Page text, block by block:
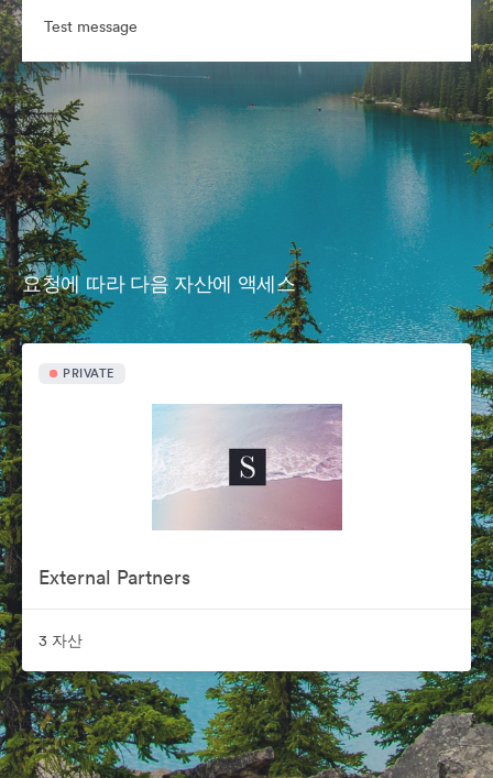
Test message
요청에 따라 다음 자산에 액세스
PRIVATE
External Partners
3 자산